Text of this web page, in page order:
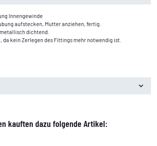
Innengewinde
aufstecken, Mutter anziehen, fertig.
dichtend.
da kein Zerlegen des Fittings mehr notwendig ist.
kauften dazu folgende Artikel: